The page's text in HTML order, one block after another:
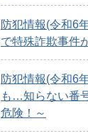
防犯情報(令和6
で特殊詐欺事件
防犯情報(令和6
も…知らない番
危険！～